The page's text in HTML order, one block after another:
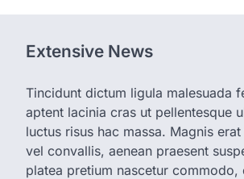
Extensive News
Tincidunt dictum ligula malesuada
aptent lacinia cras ut pellentesque
luctus risus hac massa. Magnis
vel convallis, aenean praesent
platea pretium nascetur